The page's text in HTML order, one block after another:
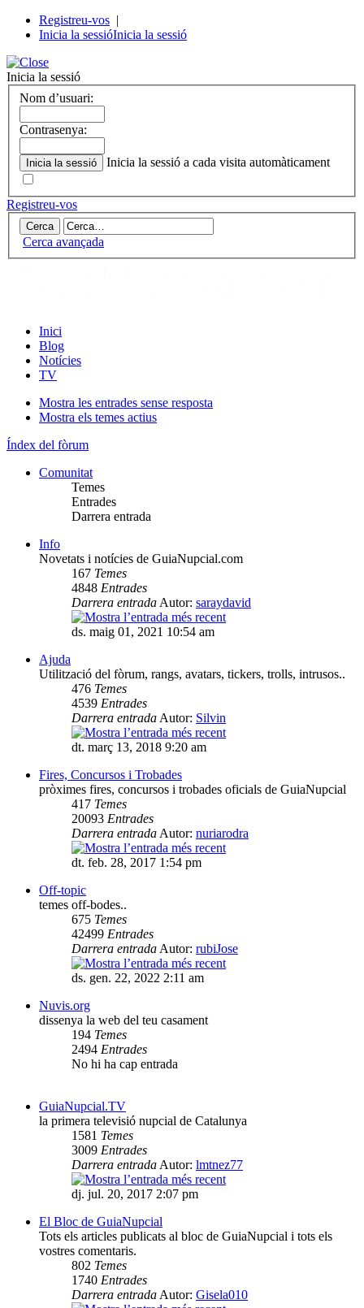
Registreu-vos |
Inicia la sessióInicia la sessió
Inicia la sessió
Nom d’usuari:
Contrasenya:
Inicia la sessió a cada visita automàticament
Registreu-vos
Cerca avançada
Inici
Blog
Notícies
TV
Mostra les entrades sense resposta
Mostra els temes actius
Índex del fòrum
Comunitat
Temes
Entrades
Darrera entrada
Info
Novetats i notícies de GuiaNupcial.com
167 Temes
4848 Entrades
Darrera entrada Autor: saraydavid
ds. maig 01, 2021 10:54 am
Ajuda
Utilització del fòrum, rangs, avatars, tickers, trolls, intrusos..
476 Temes
4539 Entrades
Darrera entrada Autor: Silvin
dt. març 13, 2018 9:20 am
Fires, Concursos i Trobades
pròximes fires, concursos i trobades oficials de GuiaNupcial
417 Temes
20093 Entrades
Darrera entrada Autor: nuriarodra
dt. feb. 28, 2017 1:54 pm
Off-topic
temes off-bodes..
675 Temes
42499 Entrades
Darrera entrada Autor: rubiJose
ds. gen. 22, 2022 2:11 am
Nuvis.org
dissenya la web del teu casament
194 Temes
2494 Entrades
No hi ha cap entrada
GuiaNupcial.TV
la primera televisió nupcial de Catalunya
1581 Temes
3009 Entrades
Darrera entrada Autor: lmtnez77
dj. jul. 20, 2017 2:07 pm
El Bloc de GuiaNupcial
Tots els articles publicats al bloc de GuiaNupcial i tots els
vostres comentaris.
802 Temes
1740 Entrades
Darrera entrada Autor: Gisela010